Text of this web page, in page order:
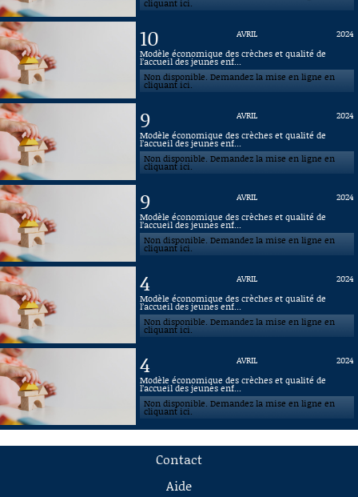
cliquant ici.
10 AVRIL
2024
Modèle économique des crèches et qualité de
l’accueil des jeunes enf...
Non disponible. Demandez la mise en ligne en
cliquant ici.
9 AVRIL
2024
Modèle économique des crèches et qualité de
l’accueil des jeunes enf...
Non disponible. Demandez la mise en ligne en
cliquant ici.
9 AVRIL
2024
Modèle économique des crèches et qualité de
l’accueil des jeunes enf...
Non disponible. Demandez la mise en ligne en
cliquant ici.
4 AVRIL
2024
Modèle économique des crèches et qualité de
l’accueil des jeunes enf...
Non disponible. Demandez la mise en ligne en
cliquant ici.
4 AVRIL
2024
Modèle économique des crèches et qualité de
l’accueil des jeunes enf...
Non disponible. Demandez la mise en ligne en
cliquant ici.
Contact
Aide